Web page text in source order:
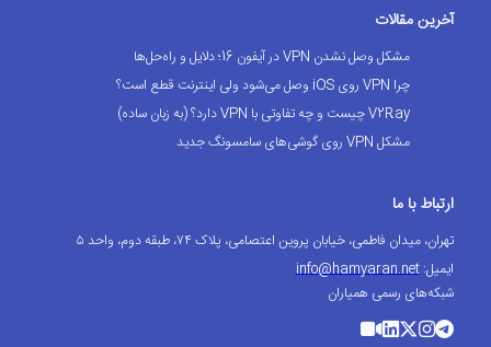
آخرین مقالات
مشکل وصل نشدن VPN در آیفون 16؛ دلایل و راه‌حل‌ها
چرا VPN روی iOS وصل می‌شود ولی اینترنت قطع است؟
V2Ray چیست و چه تفاوتی با VPN دارد؟ (به زبان ساده)
مشکل VPN روی گوشی‌های سامسونگ جدید
ارتباط با ما
تهران، میدان فاطمی، خیابان پروین اعتصامی، پلاک ۷۴، طبقه دوم، واحد ۵
ایمیل:info@hamyaran.net
شبکه‌های رسمی همیاران